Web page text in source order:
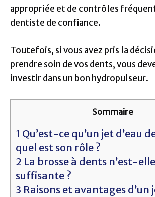
appropriée et de contrôles
dentiste de confiance.
Toutefois, si vous avez pris la
prendre soin de vos dents, vous
investir dans un bon hydropulseur.
Sommaire
1 Qu’est-ce qu’un jet d’eau
quel est son rôle ?
2 La brosse à dents n’est-
suffisante ?
3 Raisons et avantages d’un